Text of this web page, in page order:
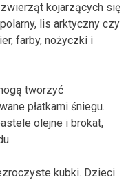
kojarzących się
lis arktyczny czy
farby, nożyczki i
tworzyć
płatkami śniegu.
olejne i brokat,
kubki. Dzieci